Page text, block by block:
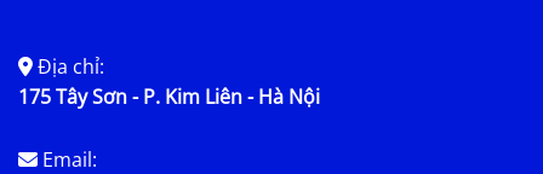
Địa chỉ:
175 Tây Sơn - P. Kim Liên - Hà Nội
Email: